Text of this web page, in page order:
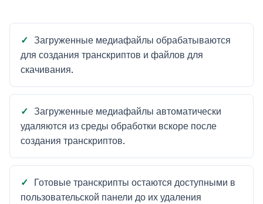
Загруженные медиафайлы обрабатываются
для создания транскриптов и файлов для
скачивания.
Загруженные медиафайлы автоматически
удаляются из среды обработки вскоре после
создания транскриптов.
Готовые транскрипты остаются доступными в
пользовательской панели до их удаления